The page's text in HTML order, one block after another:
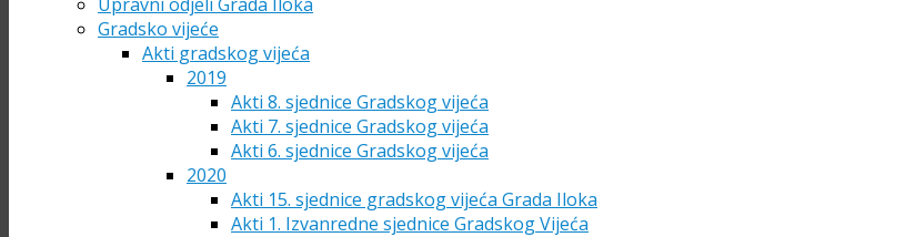
Gradsko vijeće
Akti gradskog vijeća
2019
Akti 8. sjednice Gradskog vijeća
Akti 7. sjednice Gradskog vijeća
Akti 6. sjednice Gradskog vijeća
2020
Akti 15. sjednice gradskog vijeća Grada Iloka
Akti 1. Izvanredne sjednice Gradskog Vijeća